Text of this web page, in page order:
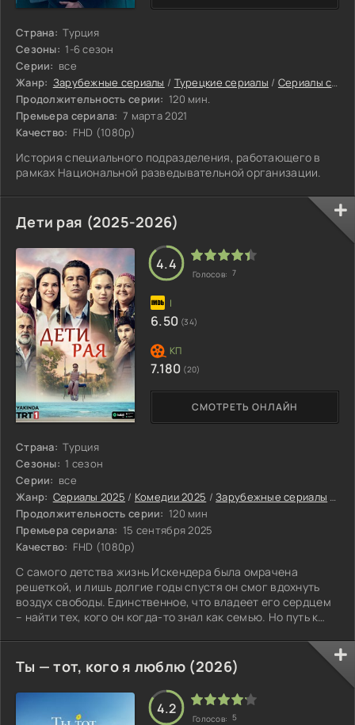
Страна: Турция
Сезоны: 1-6 сезон
Серии: все
Жанр: Зарубежные сериалы / Турецкие сериалы / Сериалы с высоким рейтингом
Продолжительность серии: 120 мин.
Премьера сериала: 7 марта 2021
Качество: FHD (1080p)
История специального подразделения, работающего в
рамках Национальной разведывательной организации.
Дети рая (2025-2026)
Страна: Турция
Сезоны: 1 сезон
Серии: все
Жанр: Сериалы 2025 / Комедии 2025 /Зарубежные сериалы
Продолжительность серии: 120 мин
Премьера сериала: 15 сентября 2025
Качество: FHD (1080p)
С самого детства жизнь Искендера была омрачена
решеткой, и лишь долгие годы спустя он смог вдохнуть
воздух свободы. Единственное, что владеет его сердцем
– найти тех, кого он когда-то знал как семью. Но путь к
встреч, которые испытывают его на прочность. В тихом
Айвалыке, словно мираж, возникает чувство дома,
которого он был лишён. Здесь его принимают за Камиля,
давно исчезнувшего из памяти. Это не просто рассказ о
человеке, освободившемся из
СМОТРЕТЬ ОНЛАЙН
4.4
Голосов: 7
6.50 (34)
7.180 (20)
Ты — тот, кого я люблю (2026)
4.2
Голосов: 5